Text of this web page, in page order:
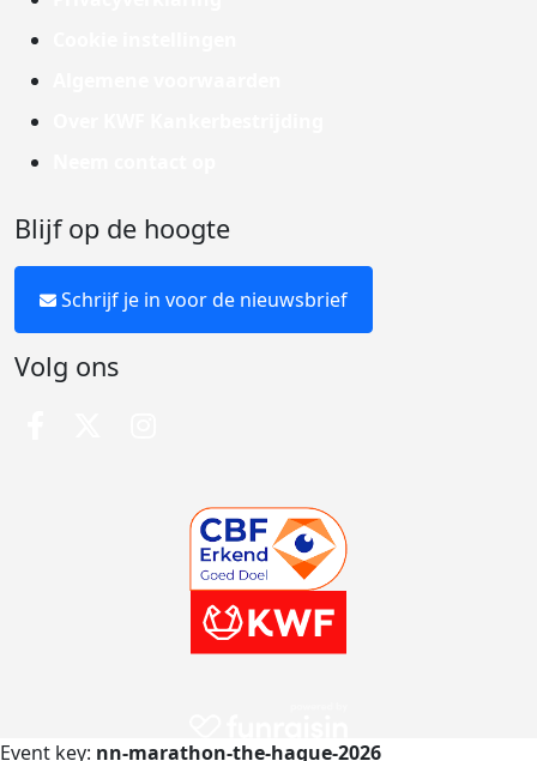
Blijf op de hoogte
Schrijf je in voor de nieuwsbrief
Volg ons
Event key: nn-marathon-the-hague-2026